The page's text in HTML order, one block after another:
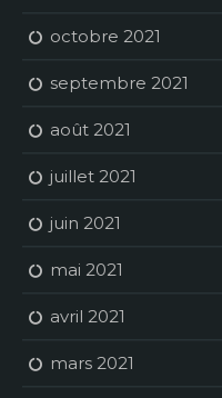
octobre 2021
septembre 2021
août 2021
juillet 2021
juin 2021
mai 2021
avril 2021
mars 2021